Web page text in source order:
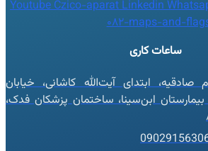
YoutubeCzico-aparatLinkedin
082-maps-and-
ساعات کاری
ابتدای آیت‌الله کاشانی، خیابان
ابن‌سینا، ساختمان پزشکان فدک،